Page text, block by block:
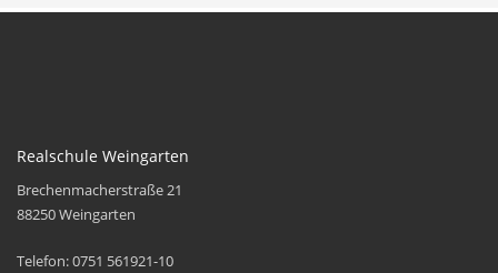
Realschule Weingarten
Brechenmacherstraße 21
88250 Weingarten
Telefon: 0751 561921-10